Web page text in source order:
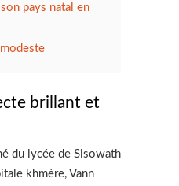
pays natal en
brillant et
du lycée de Sisowath
khmère, Vann